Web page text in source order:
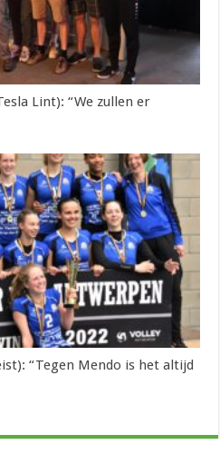
Lint): “We zullen er
“Tegen Mendo is het altijd